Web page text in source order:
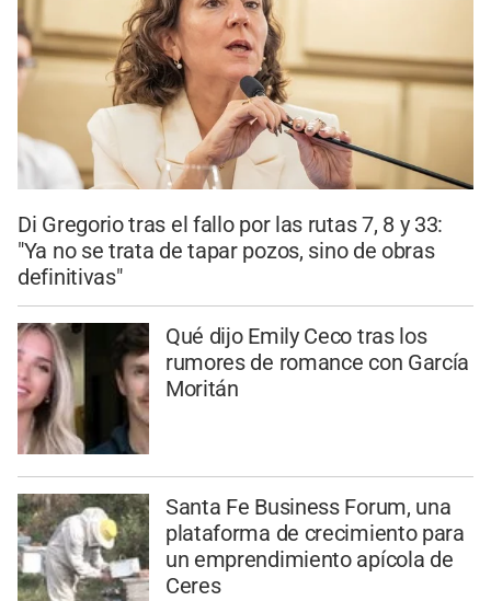
Di Gregorio tras el fallo por las rutas 7, 8 y 33:
"Ya no se trata de tapar pozos, sino de obras
definitivas"
Qué dijo Emily Ceco tras los
rumores de romance con García
Moritán
Santa Fe Business Forum, una
plataforma de crecimiento para
un emprendimiento apícola de
Ceres